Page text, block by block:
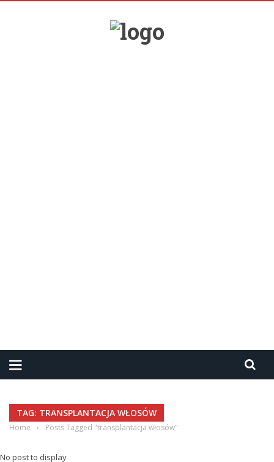
TAG: TRANSPLANTACJA WŁOSÓW
Home › Posts Tagged "transplantacja włosów"
No post to display